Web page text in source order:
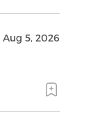
Aug 5, 2026